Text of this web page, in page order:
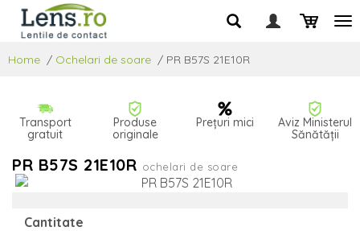
Home / Ochelari de soare / PR B57S 21E10R
Transport
gratuit
Produse
originale
Prețuri mici
Aviz Ministerul
Sănătății
PR B57S 21E10R ochelari de soare
Cantitate